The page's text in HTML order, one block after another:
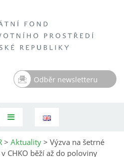
Odběr newsletteru
> Aktuality > Výzva na šetrné
CHKO běží až do poloviny